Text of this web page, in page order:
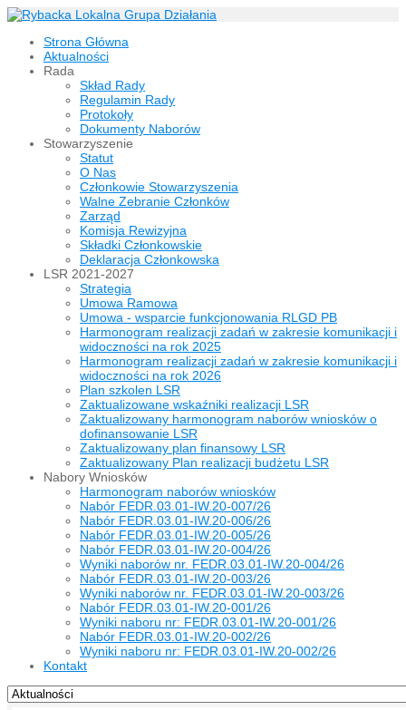
Strona Główna
Aktualności
Rada
Skład Rady
Regulamin Rady
Protokoły
Dokumenty Naborów
Stowarzyszenie
Statut
O Nas
Członkowie Stowarzyszenia
Walne Zebranie Członków
Zarząd
Komisja Rewizyjna
Składki Członkowskie
Deklaracja Członkowska
LSR 2021-2027
Strategia
Umowa Ramowa
Umowa - wsparcie funkcjonowania RLGD PB
Harmonogram realizacji zadań w zakresie komunikacji i
widoczności na rok 2025
Harmonogram realizacji zadań w zakresie komunikacji i
widoczności na rok 2026
Plan szkolen LSR
Zaktualizowane wskaźniki realizacji LSR
Zaktualizowany harmonogram naborów wniosków o
dofinansowanie LSR
Zaktualizowany plan finansowy LSR
Zaktualizowany Plan realizacji budżetu LSR
Nabory Wniosków
Harmonogram naborów wniosków
Nabór FEDR.03.01-IW.20-007/26
Nabór FEDR.03.01-IW.20-006/26
Nabór FEDR.03.01-IW.20-005/26
Nabór FEDR.03.01-IW.20-004/26
Wyniki naborów nr. FEDR.03.01-IW.20-004/26
Nabór FEDR.03.01-IW.20-003/26
Wyniki naborów nr. FEDR.03.01-IW.20-003/26
Nabór FEDR.03.01-IW.20-001/26
Wyniki naboru nr: FEDR.03.01-IW.20-001/26
Nabór FEDR.03.01-IW.20-002/26
Wyniki naboru nr: FEDR.03.01-IW.20-002/26
Kontakt